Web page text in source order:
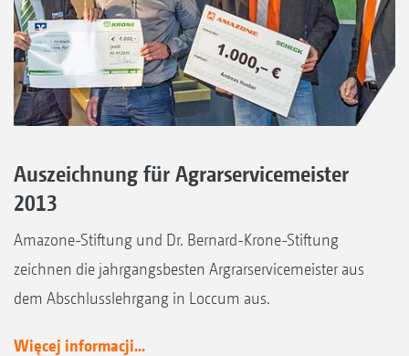
Auszeichnung für Agrarservicemeister
2013
Amazone-Stiftung und Dr. Bernard-Krone-Stiftung
zeichnen die jahrgangsbesten Argrarservicemeister aus
dem Abschlusslehrgang in Loccum aus.
Więcej informacji...